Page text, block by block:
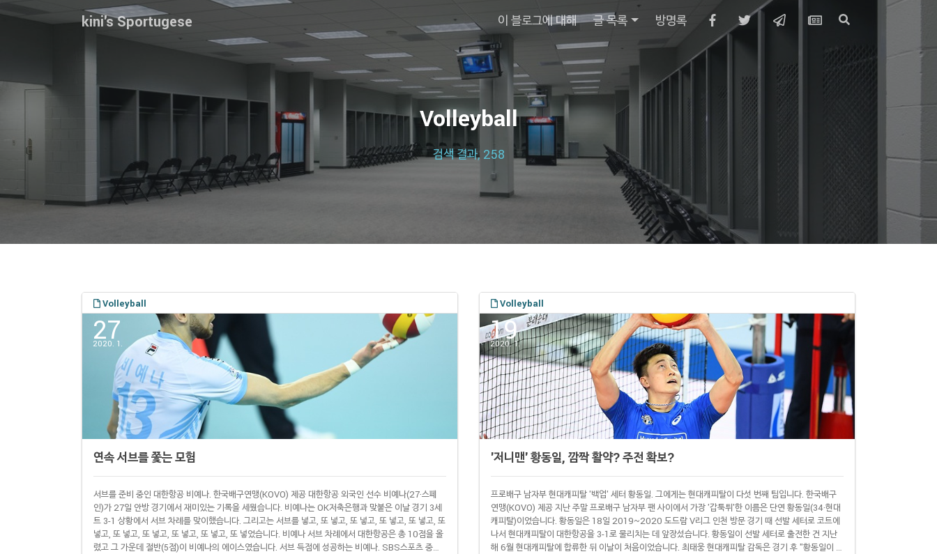
kini's Sportugese 이 블로그에 대해 글 목록 방명록
Volleyball
검색 결과, 258
Volleyball
27
2020. 1.
연속 서브를 쫓는 모험
서브를 준비 중인 대한항공 비예나. 한국배구연맹(KOVO) 제공 대한항공 외국인 선수 비예나(27·스페
인)가 27일 안방 경기에서 재미있는 기록을 세웠습니다. 비예나는 OK저축은행과 맞붙은 이날 경기 3세
트 3-1 상황에서 서브 차례를 맞이했습니다. 그리고는 서브를 넣고, 또 넣고, 또 넣고, 또 넣고, 또 넣고, 또
넣고, 또 넣고, 또 넣고, 또 넣고, 또 넣고, 또 넣었습니다. 비예나 서브 차례에서 대한항공은 총 10점을 올
렸고 그 가운데 절반(5점)이 비예나의 에이스였습니다. 서브 득점에 성공하는 비예나. SBS스포츠 중계
Volleyball
19
2020. 1.
'저니맨' 황동일, 깜짝 활약? 주전 확보?
프로배구 남자부 현대캐피탈 '백업' 세터 황동일. 그에게는 현대캐피탈이 다섯 번째 팀입니다. 한국배구
연맹(KOVO) 제공 지난 주말 프로배구 남자부 팬 사이에서 가장 '갑툭튀'한 이름은 단연 황동일(34·현대
캐피탈)이었습니다. 황동일은 18일 2019~2020 도드람 V리그 인천 방문 경기 때 선발 세터로 코트에
나서 현대캐피탈이 대한항공을 3-1로 물리치는 데 앞장섰습니다. 황동일이 선발 세터로 출전한 건 지난
해 6월 현대캐피탈에 합류한 뒤 이날이 처음이었습니다. 최태웅 현대캐피탈 감독은 경기 후 "황동일이 우